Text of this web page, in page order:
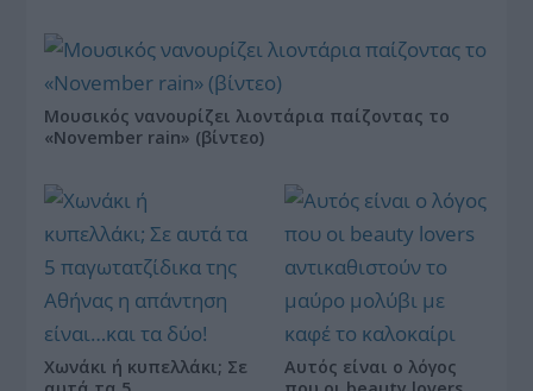
Μουσικός νανουρίζει λιοντάρια παίζοντας το
«November rain» (βίντεο)
Χωνάκι ή κυπελλάκι; Σε
Αυτός είναι ο λόγος